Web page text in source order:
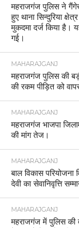
महराजगंज पुलिस ने
हुए थाना सिन्दुरिया
मुकदमा दर्ज किया है।
गई।
MAHARAJGANJ
महराजगंज पुलिस की
की रकम पीड़ित को
MAHARAJGANJ
महराजगंज भाजपा
की मांग तेज।
MAHARAJGANJ
बाल विकास परियोजना
देवी का सेवानिवृत्ति
MAHARAJGANJ
महराजगंज में पुलिस की